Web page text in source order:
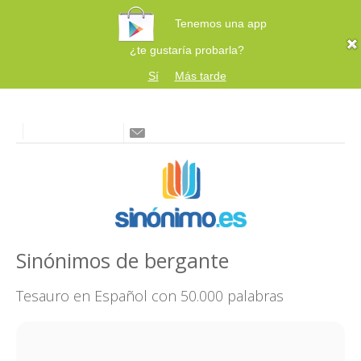
Tenemos una app
¿te gustaría probarla?
Sí
Más tarde
Sinónimos de bergante
Tesauro en Español con 50.000 palabras